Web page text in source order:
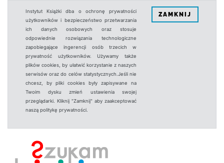
Instytut Książki dba o ochronę prywatności
użytkowników i bezpieczeństwo przetwarzania
ich danych osobowych oraz stosuje
odpowiednie rozwiązania technologiczne
zapobiegające ingerencji osób trzecich w
prywatność użytkowników. Używamy także
plików cookies, by ułatwić korzystanie z naszych
serwisów oraz do celów statystycznych.Jeśli nie
chcesz, by pliki cookies były zapisywane na
Twoim dysku zmień ustawienia swojej
przeglądarki. Kliknij "Zamknij" aby zaakceptować
naszą politykę prywatności.
ZAMKNIJ